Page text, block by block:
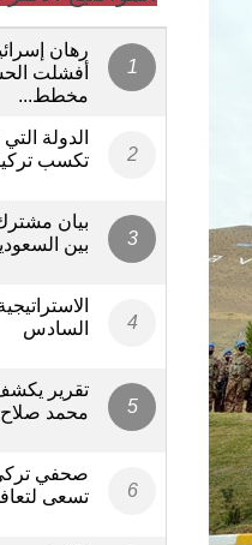
رهان
أفشلت
مخطط...
الدولة
تكسب
بيان
بين
السادس
تقرير
محمد صلاح
صحفي تركي
تسعى